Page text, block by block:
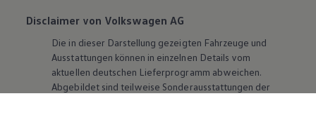
Disclaimer von Volkswagen AG
Die in dieser Darstellung gezeigten Fahrzeuge und
Ausstattungen können in einzelnen Details vom
aktuellen deutschen Lieferprogramm abweichen.
Abgebildet sind teilweise Sonderausstattungen der